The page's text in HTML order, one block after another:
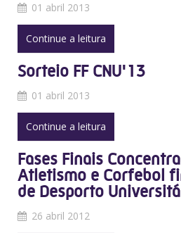
01 abril 2013
Continue a leitura
Sorteio FF CNU'13
01 abril 2013
Continue a leitura
Fases Finais
Atletismo e Corfebol
de Desporto
26 abril 2012